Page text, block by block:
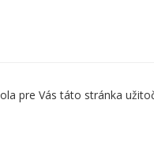
pre Vás táto stránka